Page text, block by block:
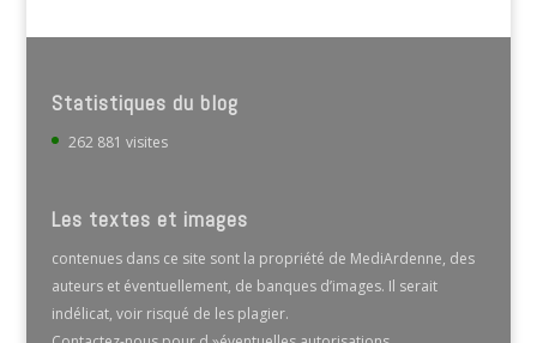
Statistiques du blog
262 881 visites
Les textes et images
contenues dans ce site sont la propriété de MediArdenne, des
auteurs et éventuellement, de banques d’images. Il serait
indélicat, voir risqué de les plagier.